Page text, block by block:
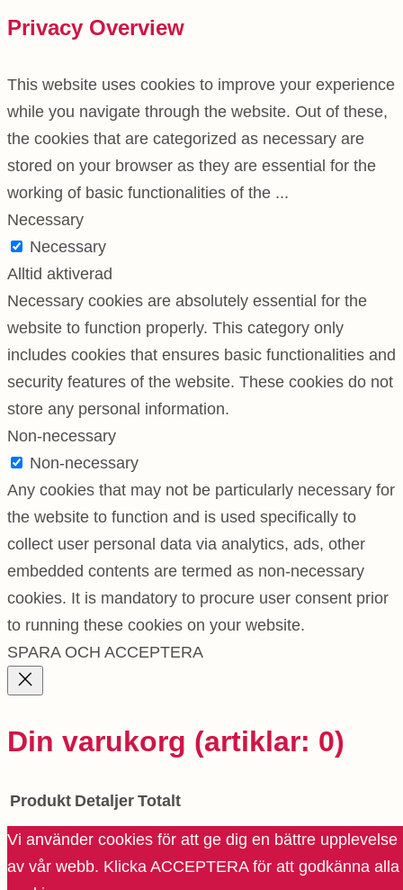
Vi använder cookies för att ge dig en bättre upplevelse
av vår webb. Klicka ACCEPTERA för att godkänna alla
Privacy Overview
This website uses cookies to improve your experience
while you navigate through the website. Out of these,
the cookies that are categorized as necessary are
stored on your browser as they are essential for the
working of basic functionalities of the ...
Necessary
Necessary
Alltid aktiverad
Necessary cookies are absolutely essential for the
website to function properly. This category only
includes cookies that ensures basic functionalities and
security features of the website. These cookies do not
store any personal information.
Non-necessary
Non-necessary
Any cookies that may not be particularly necessary for
the website to function and is used specifically to
collect user personal data via analytics, ads, other
embedded contents are termed as non-necessary
cookies. It is mandatory to procure user consent prior
to running these cookies on your website.
SPARA OCH ACCEPTERA
Din varukorg (artiklar: 0)
Produkter
Produkt Detaljer Totalt
Delsumma0.00 kr
Frakt och rabatter beräknas i kassan.